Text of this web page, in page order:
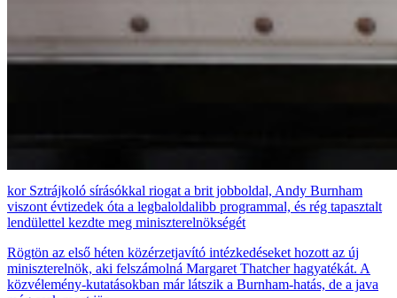
Sztrájkoló sírásókkal riogat a brit jobboldal, Andy Burnham
viszont évtizedek óta a legbaloldalibb programmal, és rég tapasztalt
lendülettel kezdte meg miniszterelnökségét
Rögtön az első héten közérzetjavító intézkedéseket hozott az új
miniszterelnök, aki felszámolná Margaret Thatcher hagyatékát. A
közvélemény-kutatásokban már látszik a Burnham-hatás, de a java